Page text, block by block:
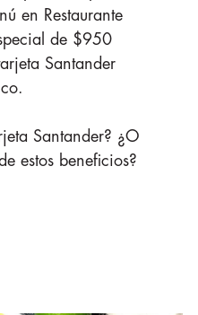
en Restaurante
de $950
Santander
Santander? ¿O
estos beneficios?